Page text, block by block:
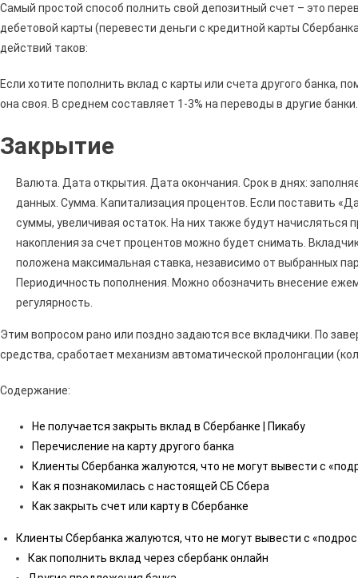
Самый простой способ полнить свой депозитный счет – это
дебетовой карты (перевести деньги с кредитной карты
действий таков:
Если хотите пополнить вклад с карты или счета другого банка,
она своя. В среднем составляет 1-3% на переводы в другие банки.
Закрытие
Валюта. Дата открытия. Дата окончания. Срок в днях:
данных. Сумма. Капитализация процентов. Если поставить
суммы, увеличивая остаток. На них также будут начисляться
накопления за счет процентов можно будет снимать.
положена максимальная ставка, независимо от выбранных
Периодичность пополнения. Можно обозначить внесение
регулярность.
Этим вопросом рано или поздно задаются все вкладчики. По
средства, сработает механизм автоматической пролонгации
Содержание:
Не получается закрыть вклад в Сбербанке | Пикабу
Перечисление на карту другого банка
Клиенты Сбербанка жалуются, что не могут вывести с
Как я познакомилась с настоящей СБ Сбера
Как закрыть счет или карту в Сбербанке
Клиенты Сбербанка жалуются, что не могут вывести с
Как пополнить вклад через сбербанк онлайн